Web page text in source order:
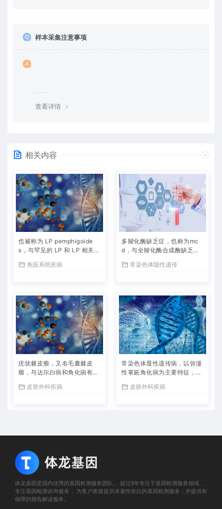
样本采集注意事项
查看详情
相关内容
也被称为 LP pemphigoide
s，与罕见的 LP 和 LP 相关。
表型为角化过度和皮肤水疱 Li
免疫系统疾病
多羧化酶缺乏症，也称为mc
d，与全羧化酶合成酶缺乏症
包括呕吐、嗜睡和癫痫发作。
酶），其相关通路/超级通路
包括疾病和代谢。附属组织包
括皮肤和脊髓，相关表型为高
氨血症和有机酸尿症。 MCD
– Multiple Carboxylase Def
iciency
常染色体隐性遗传
疣状棘皮瘤，又名毛囊棘皮
瘤，与达尔白病和角化病有
头，相关表型为角质溶解和异
皮肤外科疾病
常染色体显性遗传病，以弥漫
性掌跖角化病为主要特征，也
弥漫性掌跖角化病为主要特
ature
皮肤外科疾病
体龙基因是国内优秀的基因检测服务团队， 超过8年专注于基因检测服务领域，
专注基因检测咨询服务， 为客户家庭提供卓著性价比的基因检测服务；并提供有
保障的报告解读服务。